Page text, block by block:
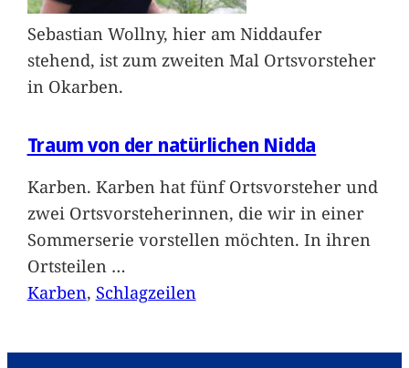
Sebastian Wollny, hier am Niddaufer
stehend, ist zum zweiten Mal Ortsvorsteher
in Okarben.
Traum von der natürlichen Nidda
Karben. Karben hat fünf Ortsvorsteher und
zwei Ortsvorsteherinnen, die wir in einer
Sommerserie vorstellen möchten. In ihren
Ortsteilen …
Karben, Schlagzeilen